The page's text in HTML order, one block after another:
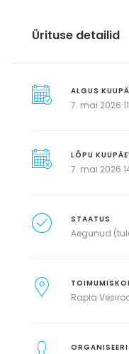
Ürituse detailid
ALGUS
7. mai 2026
LÕPU
7. mai 2026
STAATUS
Aegunud
Rapla